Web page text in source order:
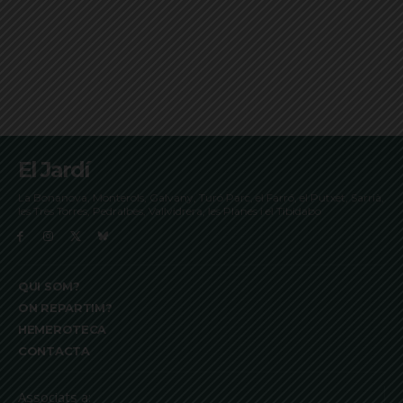
El Jardí
La Bonanova, Monterols, Galvany, Turó Parc, el Farró, el Putxet, Sarrià,
les Tres Torres, Pedralbes, Vallvidrera, les Planes i el Tibidabo
QUI SOM?
ON REPARTIM?
HEMEROTECA
CONTACTA
Associats a: